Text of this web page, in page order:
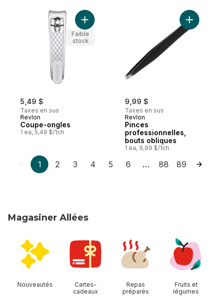
5,49 $
Taxes en sus
Revlon
Coupe-ongles
1 ea, 5,49 $/1ch
Ajouter Coupe-ongles au panier
Faible
stock
9,99 $
Taxes en sus
Revlon
Pinces
professionnelles,
bouts obliques
1 ea, 9,99 $/1ch
Ajouter
1 2 3 4 5 6 … 88 89
Magasiner Allées
Nouveautés
Cartes-
cadeaux
Repas
préparés
Fruits et
légumes